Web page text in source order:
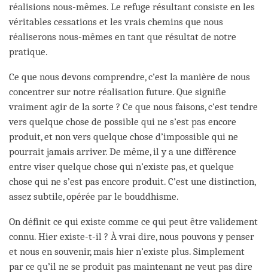
réalisions nous-mêmes. Le refuge résultant consiste en les
véritables cessations et les vrais chemins que nous
réaliserons nous-mêmes en tant que résultat de notre
pratique.
Ce que nous devons comprendre, c’est la manière de nous
concentrer sur notre réalisation future. Que signifie
vraiment agir de la sorte ? Ce que nous faisons, c’est tendre
vers quelque chose de possible qui ne s’est pas encore
produit, et non vers quelque chose d’impossible qui ne
pourrait jamais arriver. De même, il y a une différence
entre viser quelque chose qui n’existe pas, et quelque
chose qui ne s’est pas encore produit. C’est une distinction,
assez subtile, opérée par le bouddhisme.
On définit ce qui existe comme ce qui peut être validement
connu. Hier existe-t-il ? À vrai dire, nous pouvons y penser
et nous en souvenir, mais hier n’existe plus. Simplement
par ce qu’il ne se produit pas maintenant ne veut pas dire